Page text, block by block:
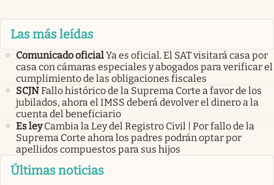
Las más leídas
Comunicado oficialYa es oficial. El SAT visitará casa por
casa con cámaras especiales y abogados para verificar el
cumplimiento de las obligaciones fiscales
SCJNFallo histórico de la Suprema Corte a favor de los
jubilados, ahora el IMSS deberá devolver el dinero a la
cuenta del beneficiario
Es ley Cambia la Ley del Registro Civil | Por fallo de la
Suprema Corte ahora los padres podrán optar por
apellidos compuestos para sus hijos
Últimas noticias